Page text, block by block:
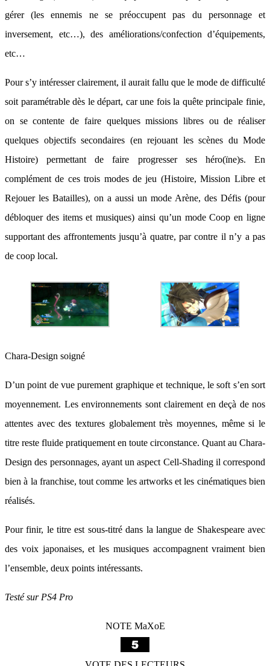
gérer (les ennemis ne se préoccupent pas du personnage et
inversement, etc…), des améliorations/confection d’équipements,
etc…
Pour s’y intéresser clairement, il aurait fallu que le mode de difficulté
soit paramétrable dès le départ, car une fois la quête principale finie,
on se contente de faire quelques missions libres ou de réaliser
quelques objectifs secondaires (en rejouant les scènes du Mode
Histoire) permettant de faire progresser ses héro(ïne)s. En
complément de ces trois modes de jeu (Histoire, Mission Libre et
Rejouer les Batailles), on a aussi un mode Arène, des Défis (pour
débloquer des items et musiques) ainsi qu’un mode Coop en ligne
supportant des affrontements jusqu’à quatre, par contre il n’y a pas
de coop local.
Chara-Design soigné
D’un point de vue purement graphique et technique, le soft s’en sort
moyennement. Les environnements sont clairement en deçà de nos
attentes avec des textures globalement très moyennes, même si le
titre reste fluide pratiquement en toute circonstance. Quant au Chara-
Design des personnages, ayant un aspect Cell-Shading il correspond
bien à la franchise, tout comme les artworks et les cinématiques bien
réalisés.
Pour finir, le titre est sous-titré dans la langue de Shakespeare avec
des voix japonaises, et les musiques accompagnent vraiment bien
l’ensemble, deux points intéressants.
Testé sur PS4 Pro
NOTE MaXoE